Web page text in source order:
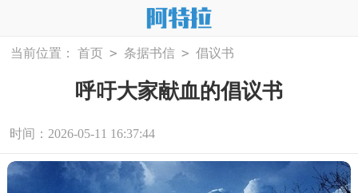
当前位置： 首页 > 条据书信 > 倡议书
呼吁大家献血的倡议书
时间：2026-05-11 16:37:44